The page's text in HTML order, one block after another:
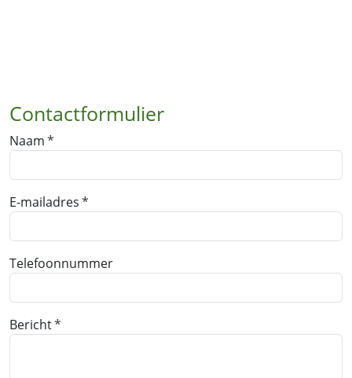
Contactformulier
Naam
E-mailadres
Telefoonnummer
Bericht